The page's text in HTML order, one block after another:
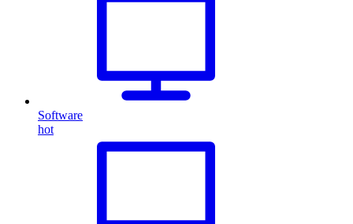
Software
hot